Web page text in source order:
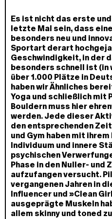
Es ist nicht das erste
letzte Mal sein, dass
besonders neu und
Sportart derart
Geschwindigkeit, in der
besonders schnell ist (in
über 1.000 Plätze in
haben wir Ähnliches
Yoga und schließlich mit
Bouldern muss hier
werden. Jede dieser
den entsprechenden
und Gym haben mit
Individuum und innere
psychischen
Phase in den Nuller- und
aufzufangen versucht.
vergangenen Jahren in
Influencer und »Clean
ausgeprägte Muskeln
allem skinny und toned